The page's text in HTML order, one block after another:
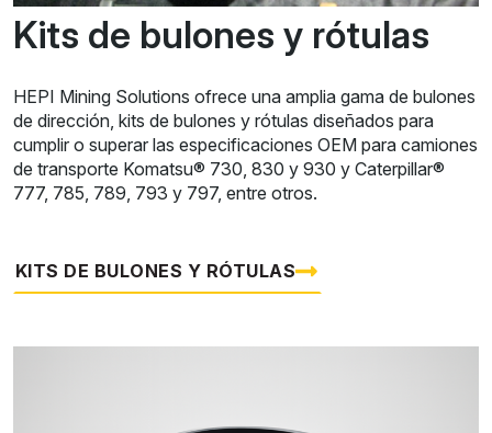
Kits de bulones y rótulas
HEPI Mining Solutions ofrece una amplia gama de bulones
de dirección, kits de bulones y rótulas diseñados para
cumplir o superar las especificaciones OEM para camiones
de transporte Komatsu® 730, 830 y 930 y Caterpillar®
777, 785, 789, 793 y 797, entre otros.
KITS DE BULONES Y RÓTULAS